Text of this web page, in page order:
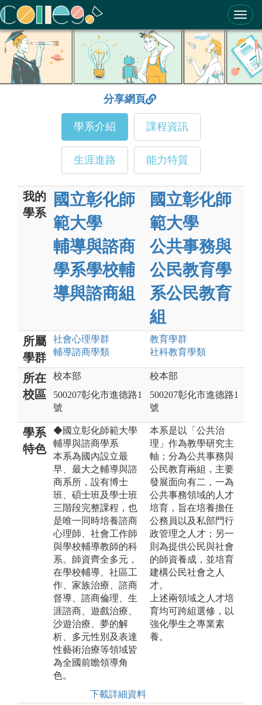
ColleGo! 大學選才與高中育才輔助系統
分享網頁
學系介紹 課程資訊
生涯進路 能力特質
我的
學系
國立彰化師
範大學
輔導與諮商
學系學校輔
導與諮商組
國立彰化師
範大學
公共事務與
公民教育學
系公民教育
組
所屬
學群
社會心理學群
輔導諮商學類
教育學群
社科教育學類
所在
校區
校本部
500207彰化市進德路1
號
校本部
500207彰化市進德路1
號
學系
特色
◆國立彰化師範大學
輔導與諮商學系
本系為國內設立最
早、最大之輔導與諮
商系所，設有博士
班、碩士班及學士班
三階段完整課程，也
是唯一同時培養諮商
心理師、社會工作師
與學校輔導教師的科
系。師資齊全多元，
在學校輔導、社區工
作、家族治療、諮商
督導、諮商倫理、生
涯諮商、遊戲治療、
沙遊治療、夢的解
析、多元性別及表達
性藝術治療等領域皆
為全國前瞻領導角
色。
下載詳細資料
本系是以「公共治
理」作為教學研究主
軸；分為公共事務與
公民教育兩組，主要
發展面向有二，一為
公共事務領域的人才
培育，旨在培養擔任
公務員以及私部門行
政管理之人才；另一
則為提供公民與社會
的師資養成，並培育
建構公民社會之人
才。
上述兩領域之人才培
育均可跨組選修，以
強化學生之專業素
養。